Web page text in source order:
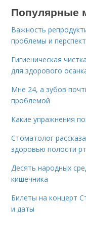
Популярные
Важность
проблемы и
Гигиеническая
для здорового
Мне 24, а зубов
проблемой
Какие упражнения
Стоматолог
здоровью полости
Десять народных
кишечника
Билеты на концерт
и даты